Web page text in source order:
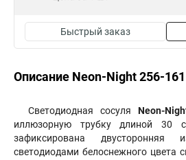
Быстрый заказ
Описание Neon-Night 256-161
Светодиодная сосуляNeon-
иллюзорную трубку длиной 30
зафиксирована
светодиодами белоснежного цвета